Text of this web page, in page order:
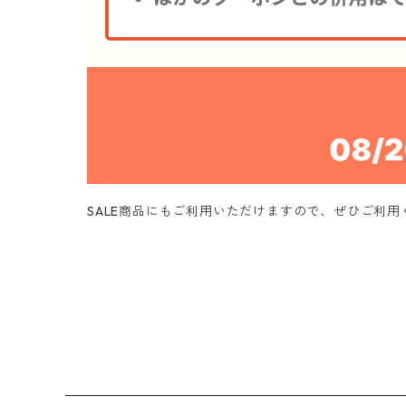
SALE商品にもご利用いただけますので、ぜひご利用